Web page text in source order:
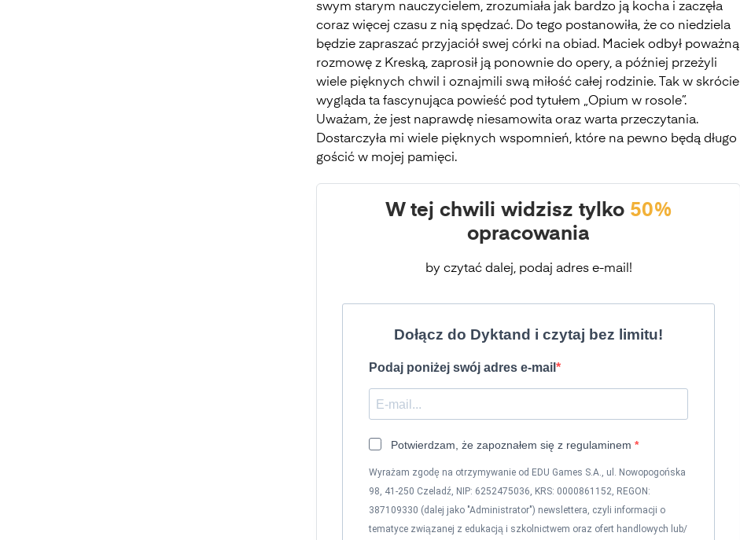
swym starym nauczycielem, zrozumiała jak bardzo ją kocha i zaczęła
coraz więcej czasu z nią spędzać. Do tego postanowiła, że co niedziela
będzie zapraszać przyjaciół swej córki na obiad. Maciek odbył poważną
rozmowę z Kreską, zaprosił ją ponownie do opery, a później przeżyli
wiele pięknych chwil i oznajmili swą miłość całej rodzinie. Tak w skrócie
wygląda ta fascynująca powieść pod tytułem „Opium w rosole”.
Uważam, że jest naprawdę niesamowita oraz warta przeczytania.
Dostarczyła mi wiele pięknych wspomnień, które na pewno będą długo
gościć w mojej pamięci.
W tej chwili widzisz tylko 50%
opracowania
by czytać dalej, podaj adres e-mail!
Dołącz do Dyktand i czytaj bez limitu!
Podaj poniżej swój adres e-mail
Potwierdzam, że zapoznałem się z regulaminem
Wyrażam zgodę na otrzymywanie od EDU Games S.A., ul. Nowopogońska
98, 41-250 Czeladź, NIP: 6252475036, KRS: 0000861152, REGON:
387109330 (dalej jako "Administrator") newslettera, czyli informacji o
tematyce związanej z edukacją i szkolnictwem oraz ofert handlowych lub/